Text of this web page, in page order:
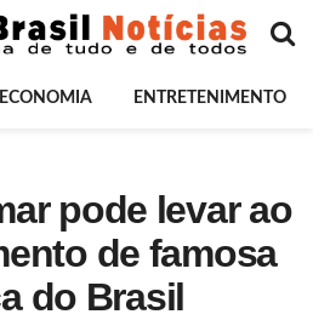
ECONOMIA ENTRETENIMENTO
pode levar ao
de famosa
do Brasil